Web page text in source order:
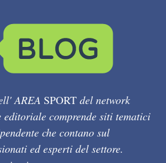
AREA SPORT del network
comprende siti tematici
che contano sul
ed esperti del settore.